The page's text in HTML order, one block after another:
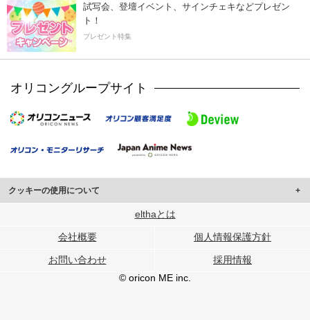
試写会、登壇イベント、サインチェキなどプレゼン
ト！
プレゼント特集
オリコングループサイト
クッキーの使用について
このサイトでは Cookie を使用して、ユーザーに合わせたコンテンツや広告の
行っています。
メディアや広告配信、データ解析の各パートナーに提供しています。
各パートナーは、この情報とユーザーが各パートナーに提供した他の情報や、
ユーザーが各パートナーのサービスを使用したときに収集した他の情報を組み
elthaとは
会社概要 個人情報保護方針
お問い合わせ
採用情報
© oricon ME inc.